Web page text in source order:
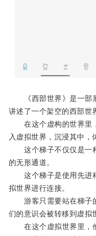
《西部世界》是一部展
讲述了一个架空的西部世
在这个虚构的世界里
入虚拟世界，沉浸其中，
这个梯子不仅仅是一
的无形通道。
这个梯子是使用先进
拟世界进行连接。
游客只需要站在梯子
们的意识会被转移到虚拟
在这个虚拟世界里，